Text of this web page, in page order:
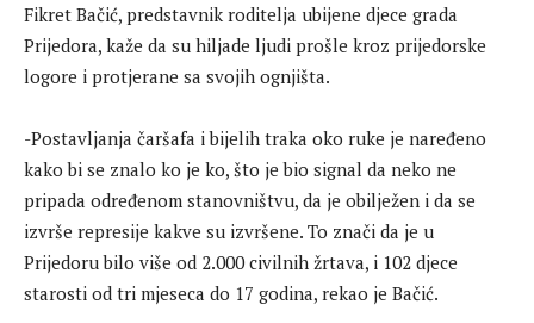
Fikret Bačić, predstavnik roditelja ubijene djece grada
Prijedora, kaže da su hiljade ljudi prošle kroz prijedorske
logore i protjerane sa svojih ognjišta.
-Postavljanja čaršafa i bijelih traka oko ruke je naređeno
kako bi se znalo ko je ko, što je bio signal da neko ne
pripada određenom stanovništvu, da je obilježen i da se
izvrše represije kakve su izvršene. To znači da je u
Prijedoru bilo više od 2.000 civilnih žrtava, i 102 djece
starosti od tri mjeseca do 17 godina, rekao je Bačić.